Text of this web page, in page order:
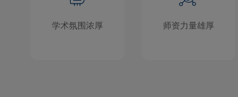
学术氛围浓厚 师资力量雄厚